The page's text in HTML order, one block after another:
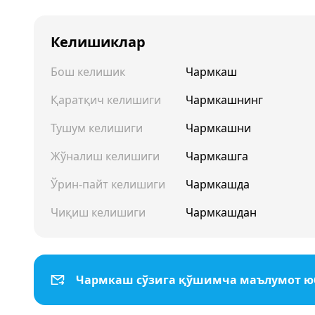
Келишиклар
Бош келишик
Чармкаш
Қаратқич келишиги
Чармкашнинг
Тушум келишиги
Чармкашни
Жўналиш келишиги
Чармкашга
Ўрин-пайт келишиги
Чармкашда
Чиқиш келишиги
Чармкашдан
Чармкаш сўзига қўшимча маълумот